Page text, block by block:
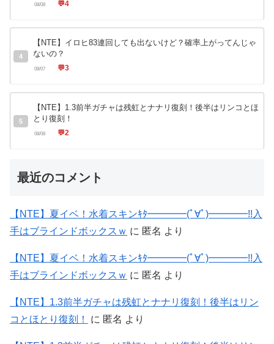
08/08 💬4
4
【NTE】イロヒ83連回しても出ないけど？確率上がってんじゃ
ないの？
08/07 💬3
5
【NTE】1.3前半ガチャは残虹とナナリ復刻！後半はリンコとほ
とり復刻！
08/08 💬2
最近のコメント
【NTE】夏イベ！水着スキンｷﾀ━━━━(ﾟ∀ﾟ)━━━━!!入
手はブラインドボックスｗ に 匿名 より
【NTE】夏イベ！水着スキンｷﾀ━━━━(ﾟ∀ﾟ)━━━━!!入
手はブラインドボックスｗ に 匿名 より
【NTE】1.3前半ガチャは残虹とナナリ復刻！後半はリン
コとほとり復刻！
に 匿名 より